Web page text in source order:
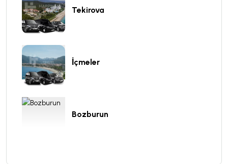
Tekirova
İçmeler
Bozburun